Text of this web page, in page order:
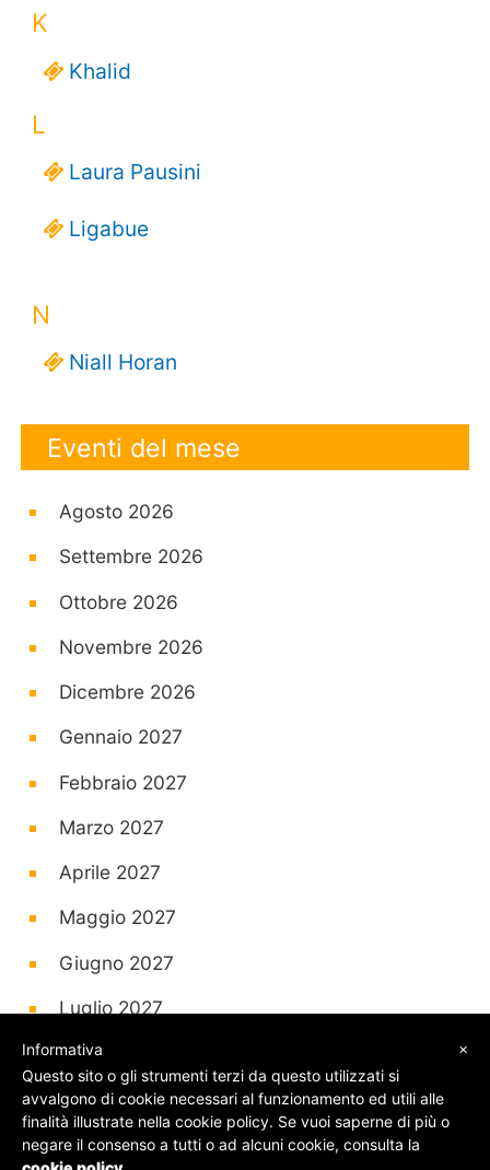
K
Khalid
L
Laura Pausini
Ligabue
N
Niall Horan
Eventi del mese
Agosto 2026
Settembre 2026
Ottobre 2026
Novembre 2026
Dicembre 2026
Gennaio 2027
Febbraio 2027
Marzo 2027
Aprile 2027
Maggio 2027
Giugno 2027
Luglio 2027
© SOS Biglietti - P.Iva 09162100961 -Chi Siamo
Contatti-Privacy Policy
×
Informativa
Questo sito o gli strumenti terzi da questo utilizzati si
avvalgono di cookie necessari al funzionamento ed utili alle
finalità illustrate nella cookie policy. Se vuoi saperne di più o
negare il consenso a tutti o ad alcuni cookie, consulta la